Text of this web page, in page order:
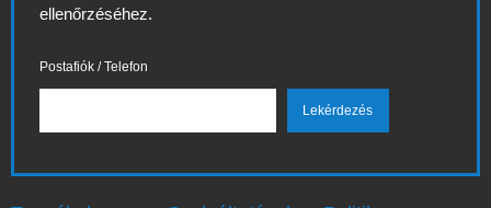
ellenőrzéséhez.
Postafiók / Telefon